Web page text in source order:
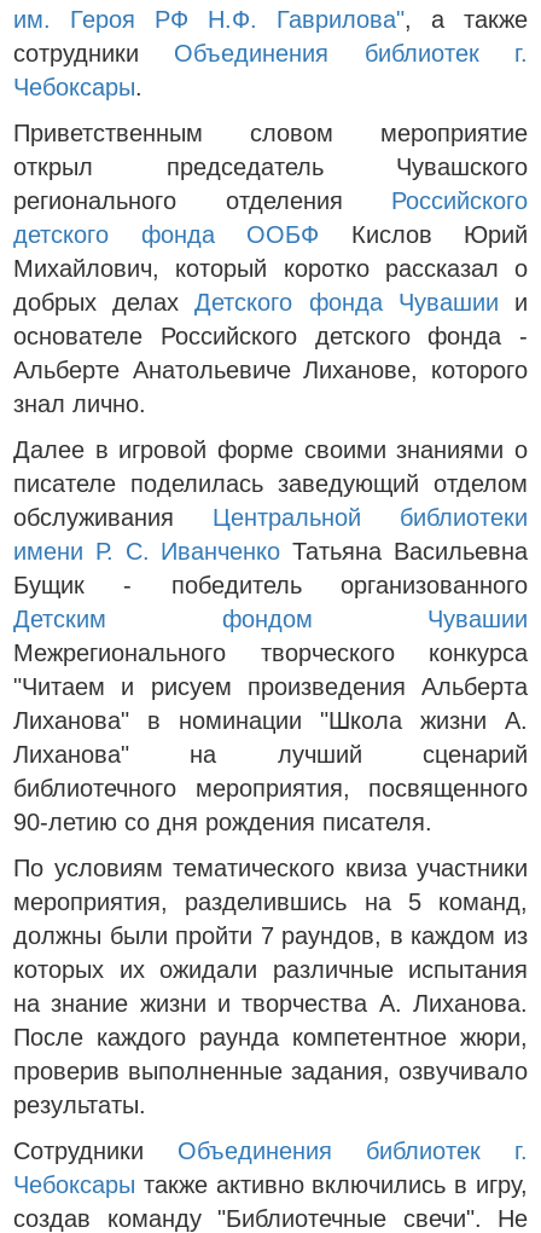
им. Героя РФ Н.Ф. Гаврилова", а также
сотрудники Объединения библиотек г.
Чебоксары.
Приветственным словом мероприятие
открыл председатель Чувашского
регионального отделения Российского
детского фонда ООБФ Кислов Юрий
Михайлович, который коротко рассказал о
добрых делахДетского фонда Чувашии и
основателе Российского детского фонда -
Альберте Анатольевиче Лиханове, которого
знал лично.
Далее в игровой форме своими знаниями о
писателе поделилась заведующий отделом
обслуживания Центральной библиотеки
имени Р. С. Иванченко Татьяна Васильевна
Бущик - победитель организованного
Детским фондом Чувашии
Межрегионального творческого конкурса
"Читаем и рисуем произведения Альберта
Лиханова" в номинации "Школа жизни А.
Лиханова" на лучший сценарий
библиотечного мероприятия, посвященного
90-летию со дня рождения писателя.
По условиям тематического квиза участники
мероприятия, разделившись на 5 команд,
должны были пройти 7 раундов, в каждом из
которых их ожидали различные испытания
на знание жизни и творчества А. Лиханова.
После каждого раунда компетентное жюри,
проверив выполненные задания, озвучивало
результаты.
Сотрудники Объединения библиотек г.
Чебоксары также активно включились в игру,
создав команду "Библиотечные свечи". Не